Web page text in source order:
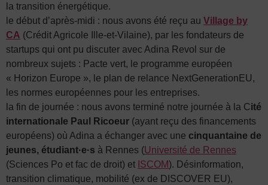
la transition énergétique.
le début d’après-midi : nous avons été reçu au Village by
CA (Crédit Agricole Ille-et-Vilaine), par les fondateurs de
startups qui ont pu discuter avec Adina Revol sur de
nombreux sujets : Pacte vert, le programme européen
« Horizon Europe », le plan de relance NextGenerationEU,
les normes européennes pour les entreprises.
la fin de journée : nous avons terminé notre journée à la Cité
internationale Paul Ricoeur (ayant reçu des financements
européens) où Adina a échanger avec une cinquantaine de
jeunes, étudiant·e·s à Rennes (Université de Rennes
(Sciences Po et fac de droit) et ISCOM). Désinformation,
transition climatique, mobilité (ex de DISCOVER EU),